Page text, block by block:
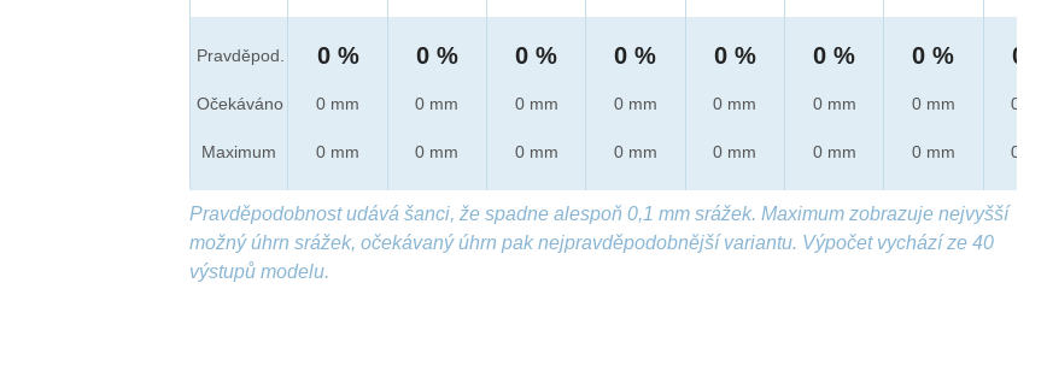
Pravděpod.
Očekáváno
Maximum
0 %
0 mm
0 mm
0 %
0 mm
0 mm
0 %
0 mm
0 mm
0 %
0 mm
0 mm
0 %
0 mm
0 mm
0 %
0 mm
0 mm
0 %
0 mm
0 mm
0 %
0 mm
0 mm
Pravděpodobnost udává šanci, že spadne alespoň 0,1 mm srážek. Maximum zobrazuje nejvyšší
možný úhrn srážek, očekávaný úhrn pak nejpravděpodobnější variantu. Výpočet vychází ze 40
výstupů modelu.